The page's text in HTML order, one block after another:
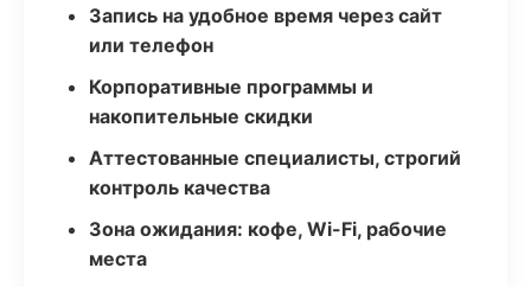
Запись на удобное время через сайт
или телефон
Корпоративные программы и
накопительные скидки
Аттестованные специалисты, строгий
контроль качества
Зона ожидания: кофе, Wi-Fi, рабочие
места